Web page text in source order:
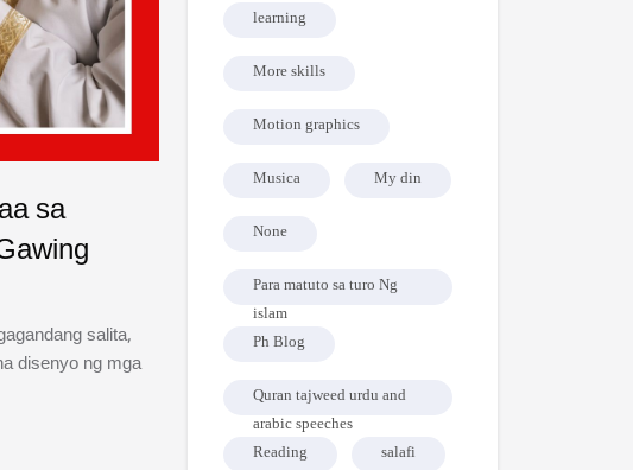
sa
salita,
disenyo ng mga
learning
More skills
Motion graphics
Musica
My din
None
Para matuto sa turo Ng
islam
Ph Blog
Quran tajweed urdu and
arabic speeches
Reading
salafi